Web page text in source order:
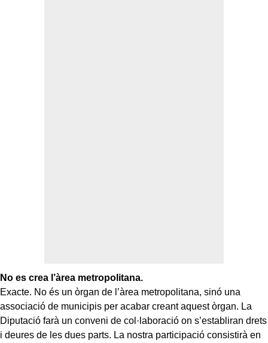
No es crea l’àrea metropolitana.
Exacte. No és un òrgan de l’àrea metropolitana, sinó una
associació de municipis per acabar creant aquest òrgan. La
Diputació farà un conveni de col·laboració on s’establiran drets
i deures de les dues parts. La nostra participació consistirà en